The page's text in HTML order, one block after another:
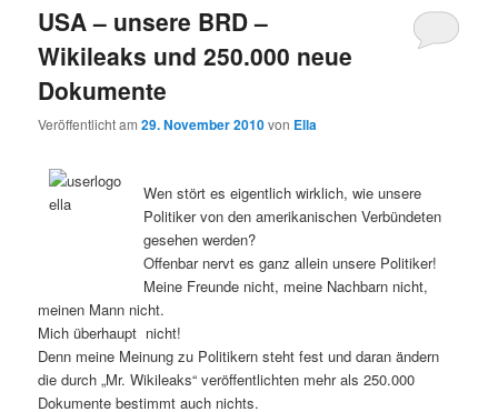
USA – unsere BRD –
Wikileaks und 250.000 neue
Dokumente
Veröffentlicht am29. November 2010von Ella
Wen stört es eigentlich wirklich, wie unsere
Politiker von den amerikanischen Verbündeten
gesehen werden?
Offenbar nervt es ganz allein unsere Politiker!
Meine Freunde nicht, meine Nachbarn nicht,
meinen Mann nicht.
Mich überhaupt nicht!
Denn meine Meinung zu Politikern steht fest und daran ändern
die durch „Mr. Wikileaks“ veröffentlichten mehr als 250.000
Dokumente bestimmt auch nichts.